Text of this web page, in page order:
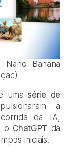
Banana
uma série de
a
da IA,
o ChatGPT da
iniciais.